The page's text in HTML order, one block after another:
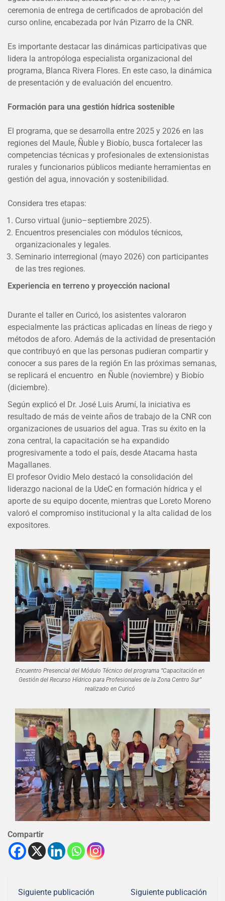
ceremonia de entrega de certificados de aprobación del
curso online, encabezada por Iván Pizarro de la CNR.
Es importante destacar las dinámicas participativas que
lidera la antropóloga especialista organizacional del
programa, Blanca Rivera Flores. En este caso, la dinámica
de presentación y de evaluación del encuentro.
Formación para una gestión hídrica sostenible
El programa, que se desarrolla entre 2025 y 2026 en las
regiones del Maule, Ñuble y Biobío, busca fortalecer las
competencias técnicas y profesionales de extensionistas
rurales y funcionarios públicos mediante herramientas en
gestión del agua, innovación y sostenibilidad.
Considera tres etapas:
Curso virtual (junio–septiembre 2025).
Encuentros presenciales con módulos técnicos,
organizacionales y legales.
Seminario interregional (mayo 2026) con participantes
de las tres regiones.
Experiencia en terreno y proyección nacional
Durante el taller en Curicó, los asistentes valoraron
especialmente las prácticas aplicadas en líneas de riego y
métodos de aforo. Además de la actividad de presentación
que contribuyó en que las personas pudieran compartir y
conocer a sus pares de la región En las próximas semanas,
se replicará el encuentro en Ñuble (noviembre) y Biobío
(diciembre).
Según explicó el Dr. José Luis Arumí, la iniciativa es
resultado de más de veinte años de trabajo de la CNR con
organizaciones de usuarios del agua. Tras su éxito en la
zona central, la capacitación se ha expandido
progresivamente a todo el país, desde Atacama hasta
Magallanes.
El profesor Ovidio Melo destacó la consolidación del
liderazgo nacional de la UdeC en formación hídrica y el
aporte de su equipo docente, mientras que Loreto Moreno
valoró el compromiso institucional y la alta calidad de los
expositores.
Encuentro Presencial del Módulo Técnico del programa “Capacitación en
Gestión del Recurso Hídrico para Profesionales de la Zona Centro Sur”
realizado en Curicó
Compartir
Siguiente publicación Siguiente publicación